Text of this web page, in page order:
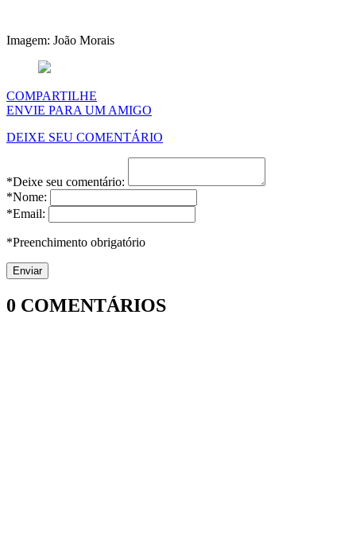
Imagem: João Morais
COMPARTILHE
ENVIE PARA UM AMIGO
DEIXE SEU COMENTÁRIO
*Deixe seu comentário:
*Nome:
*Email:
*Preenchimento obrigatório
0 COMENTÁRIOS